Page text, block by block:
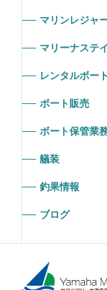
マリンレジャ
マリーナステイ
レンタルボート
ボート販売
ボート保管業
艤装
釣果情報
ブログ